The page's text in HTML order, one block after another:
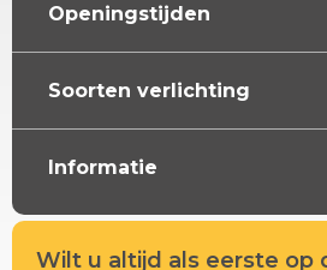
Openingstijden
Soorten verlichting
Informatie
Wilt u altijd als eerste op